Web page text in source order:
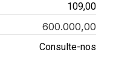
109,00
600.000,00
Consulte-nos